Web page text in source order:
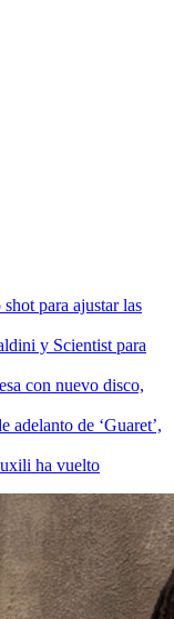
para ajustar las
y Scientist para
con nuevo disco,
adelanto de ‘Guaret’,
ha vuelto